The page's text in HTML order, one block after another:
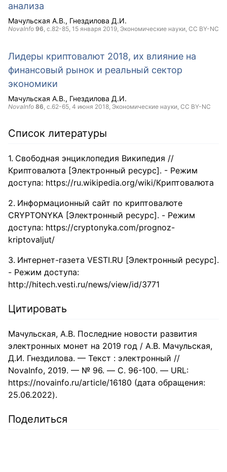
анализа
Мачульская А.В. Гнездилова Д.И.
NovaInfo 96, с.82-85, 15 января 2019, Экономические науки, CC BY-NC
Лидеры криптовалют 2018, их влияние на
финансовый рынок и реальный сектор
экономики
Мачульская А.В. Гнездилова Д.И.
NovaInfo 86, с.62-65, 4 июня 2018, Экономические науки, CC BY-NC
Список литературы
Свободная энциклопедия Википедия //
Криптовалюта [Электронный ресурс]. - Режим
доступа: https://ru.wikipedia.org/wiki/Криптовалюта
Информационный сайт по криптовалюте
CRYPTONYKA [Электронный ресурс]. - Режим
доступа: https://cryptonyka.com/prognoz-
kriptovaljut/
Интернет-газета VESTI.RU [Электронный ресурс].
- Режим доступа:
http://hitech.vesti.ru/news/view/id/3771
Цитировать
Мачульская, А.В. Последние новости развития
электронных монет на 2019 год / А.В. Мачульская,
Д.И. Гнездилова. — Текст : электронный //
NovaInfo, 2019. — № 96. — С. 96-100. — URL:
https://novainfo.ru/article/16180 (дата обращения:
25.06.2022).
Поделиться